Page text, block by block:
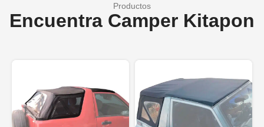
Productos
Encuentra Camper Kitapon